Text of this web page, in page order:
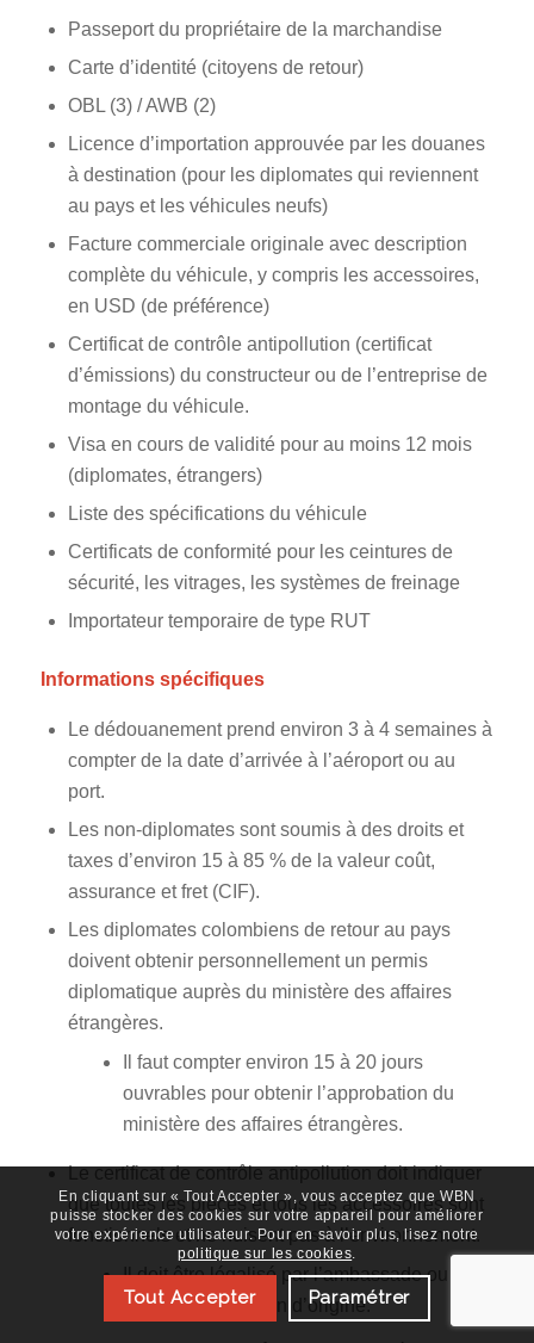
Passeport du propriétaire de la marchandise
Carte d’identité (citoyens de retour)
OBL (3) / AWB (2)
Licence d’importation approuvée par les douanes
à destination (pour les diplomates qui reviennent
au pays et les véhicules neufs)
Facture commerciale originale avec description
complète du véhicule, y compris les accessoires,
en USD (de préférence)
Certificat de contrôle antipollution (certificat
d’émissions) du constructeur ou de l’entreprise de
montage du véhicule.
Visa en cours de validité pour au moins 12 mois
(diplomates, étrangers)
Liste des spécifications du véhicule
Certificats de conformité pour les ceintures de
sécurité, les vitrages, les systèmes de freinage
Importateur temporaire de type RUT
Informations spécifiques
Le dédouanement prend environ 3 à 4 semaines à
compter de la date d’arrivée à l’aéroport ou au
port.
Les non-diplomates sont soumis à des droits et
taxes d’environ 15 à 85 % de la valeur coût,
assurance et fret (CIF).
Les diplomates colombiens de retour au pays
doivent obtenir personnellement un permis
diplomatique auprès du ministère des affaires
étrangères.
Il faut compter environ 15 à 20 jours
ouvrables pour obtenir l’approbation du
ministère des affaires étrangères.
Le certificat de contrôle antipollution doit indiquer
que toutes les pièces et tous les accessoires sont
fonctionnels et ne nuisent pas à l’environnement.
Il doit être légalisé par l’ambassade ou le
consulat colombien d’origine.
En cliquant sur « Tout Accepter », vous acceptez que WBN
puisse stocker des cookies sur votre appareil pour améliorer
votre expérience utilisateur. Pour en savoir plus, lisez notre
politique sur les cookies.
Tout Accepter Paramétrer